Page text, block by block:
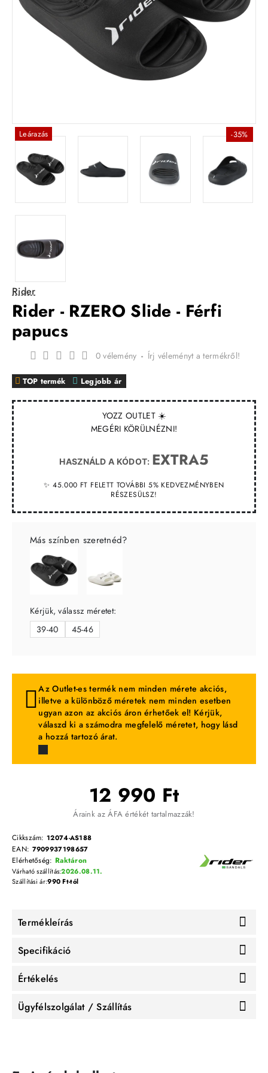
Leárazás -35%
Rider
Rider - RZERO Slide - Férfi
papucs
YOZZ OUTLET ☀️
MEGÉRI KÖRÜLNÉZNI!
HASZNÁLD A KÓDOT: EXTRA5
✨ 45.000 FT FELETT TOVÁBBI 5% KEDVEZMÉNYBEN
RÉSZESÜLSZ!
TOP termék Legjobb ár
0 vélemény - Írj véleményt a termékről!
12 990 Ft
Áraink az ÁFA értékét tartalmazzák!
Cikkszám: 12074-AS188
EAN: 7909937198657
Elérhetőség: Raktáron
Várható szállítás:2026.08.11.
Szállítási ár:990 Ft-tól
Más színben szeretnéd?
Kérjük, válassz méretet:
39-40
45-46
Az Outlet-es termék nem minden mérete akciós,
illetve a különböző méretek nem minden esetben
ugyan azon az akciós áron érhetőek el! Kérjük,
válaszd ki a számodra megfelelő méretet, hogy lásd
a hozzá tartozó árat.
Termékleírás
Specifikáció
Értékelés
Ügyfélszolgálat / Szállítás